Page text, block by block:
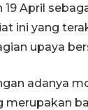
April
ini yang
upaya
adanya
merupakan